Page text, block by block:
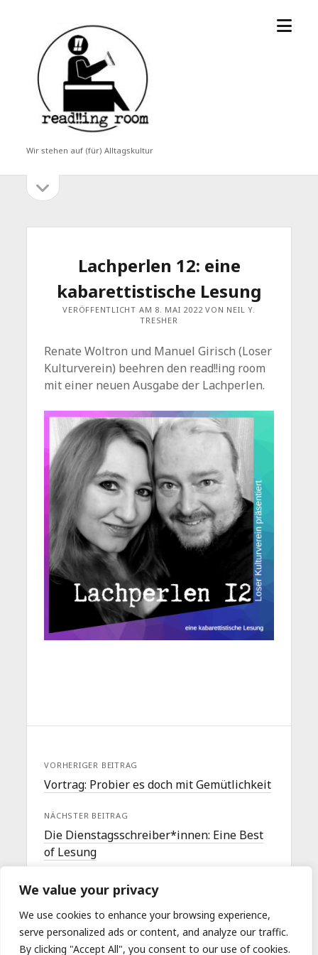
We value your privacy
We use cookies to enhance your browsing experience,
serve personalized ads or content, and analyze our traffic.
By clicking "Accept All", you consent to our use of cookies.
read!!ing
room
Wir stehen auf (für) Alltagskultur
Menü
Seitenleiste
öffnen
Lachperlen 12: eine
kabarettistische Lesung
VERÖFFENTLICHT AM 8. MAI 2022 VON NEIL Y.
TRESHER
Renate Woltron und Manuel Girisch (Loser
Kulturverein) beehren den read!!ing room
mit einer neuen Ausgabe der Lachperlen.
VORHERIGER BEITRAG
Vortrag: Probier es doch mit Gemütlichkeit
NÄCHSTER BEITRAG
Die Dienstagsschreiber*innen: Eine Best
of Lesung